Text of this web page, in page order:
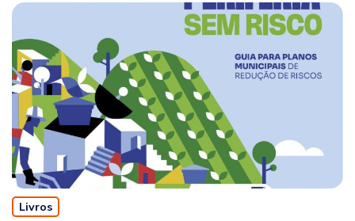
Livros